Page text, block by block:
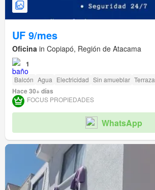
UF 9/mes
Oficina in Copiapó, Región de Atacama
1
Balcón Agua Electricidad Sin amueblar Terraza
Hace 30+ días
FOCUS PROPIEDADES
WhatsApp